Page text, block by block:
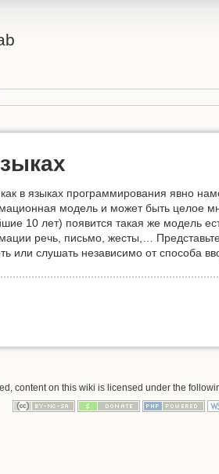
в языках программирования явно
модель и может быть целое
10 лет) появится такая же модель
речь, письмо, жесты,…
или слушать независимо от способа
content on this wiki is licensed under the